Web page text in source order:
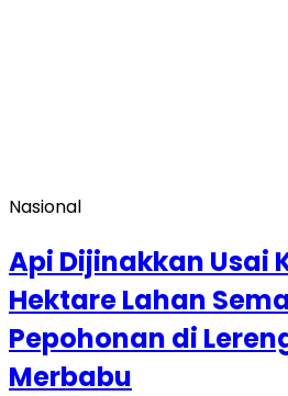
Nasional
Api Dijinakkan Usai
Hektare Lahan
Pepohonan di
Merbabu